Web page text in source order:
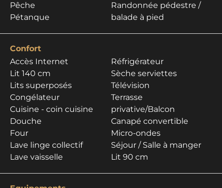
Pêche
Pétanque
Randonnée pédestre /
balade à pied
Confort
Accès Internet
Lit 140 cm
Lits superposés
Congélateur
Cuisine - coin cuisine
Douche
Four
Lave linge collectif
Lave vaisselle
Réfrigérateur
Sèche serviettes
Télévision
Terrasse
privative/Balcon
Canapé convertible
Micro-ondes
Séjour / Salle à manger
Lit 90 cm